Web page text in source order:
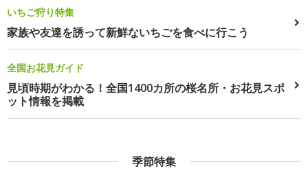
いちご狩り特集
家族や友達を誘って新鮮ないちごを食べに行こう
全国お花見ガイド
見頃時期がわかる！全国1400カ所の桜名所・お花見スポ
ット情報を掲載
季節特集